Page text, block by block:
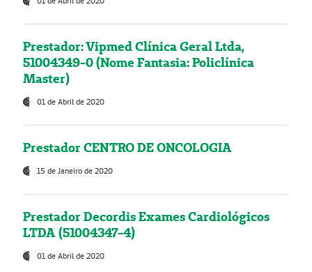
Prestador: Vipmed Clínica Geral Ltda,
51004349-0 (Nome Fantasia: Policlínica
Master)
01 de Abril de 2020
Prestador CENTRO DE ONCOLOGIA
15 de Janeiro de 2020
Prestador Decordis Exames Cardiológicos
LTDA (51004347-4)
01 de Abril de 2020